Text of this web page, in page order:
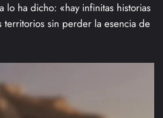
lo ha dicho: «hay infinitas historias
territorios sin perder la esencia de